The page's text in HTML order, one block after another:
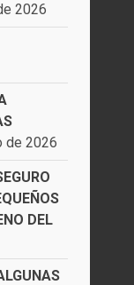
2026
de 2026
DEL